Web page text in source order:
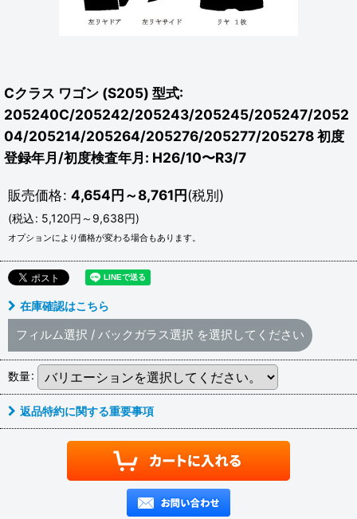
Cクラス ワゴン (S205) 型式:
205240C/205242/205243/205245/205247/2052
04/205214/205264/205276/205277/205278 初度
登録年月/初度検査年月: H26/10〜R3/7
販売価格: 4,654円～8,761円(税別)
(税込: 5,120円 ～9,638円)
オプションにより価格が変わる場合もあります。
在庫確認はこちら
フィルム選択 / バックガラス選択 を選択してください
数量:
返品特約に関する重要事項